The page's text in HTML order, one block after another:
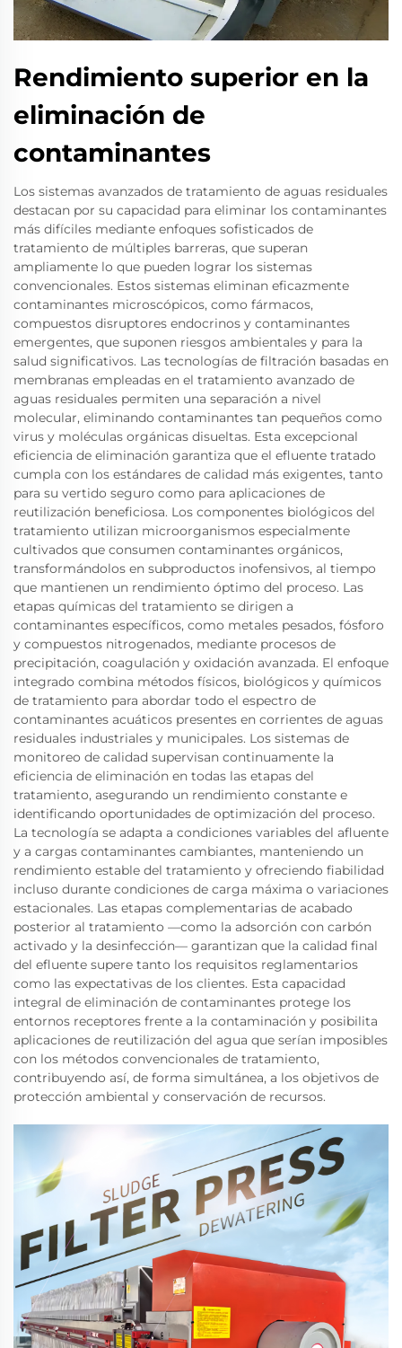
Rendimiento superior en la
eliminación de
contaminantes
Los sistemas avanzados de tratamiento de aguas residuales
destacan por su capacidad para eliminar los contaminantes
más difíciles mediante enfoques sofisticados de
tratamiento de múltiples barreras, que superan
ampliamente lo que pueden lograr los sistemas
convencionales. Estos sistemas eliminan eficazmente
contaminantes microscópicos, como fármacos,
compuestos disruptores endocrinos y contaminantes
emergentes, que suponen riesgos ambientales y para la
salud significativos. Las tecnologías de filtración basadas en
membranas empleadas en el tratamiento avanzado de
aguas residuales permiten una separación a nivel
molecular, eliminando contaminantes tan pequeños como
virus y moléculas orgánicas disueltas. Esta excepcional
eficiencia de eliminación garantiza que el efluente tratado
cumpla con los estándares de calidad más exigentes, tanto
para su vertido seguro como para aplicaciones de
reutilización beneficiosa. Los componentes biológicos del
tratamiento utilizan microorganismos especialmente
cultivados que consumen contaminantes orgánicos,
transformándolos en subproductos inofensivos, al tiempo
que mantienen un rendimiento óptimo del proceso. Las
etapas químicas del tratamiento se dirigen a
contaminantes específicos, como metales pesados, fósforo
y compuestos nitrogenados, mediante procesos de
precipitación, coagulación y oxidación avanzada. El enfoque
integrado combina métodos físicos, biológicos y químicos
de tratamiento para abordar todo el espectro de
contaminantes acuáticos presentes en corrientes de aguas
residuales industriales y municipales. Los sistemas de
monitoreo de calidad supervisan continuamente la
eficiencia de eliminación en todas las etapas del
tratamiento, asegurando un rendimiento constante e
identificando oportunidades de optimización del proceso.
La tecnología se adapta a condiciones variables del afluente
y a cargas contaminantes cambiantes, manteniendo un
rendimiento estable del tratamiento y ofreciendo fiabilidad
incluso durante condiciones de carga máxima o variaciones
estacionales. Las etapas complementarias de acabado
posterior al tratamiento —como la adsorción con carbón
activado y la desinfección— garantizan que la calidad final
del efluente supere tanto los requisitos reglamentarios
como las expectativas de los clientes. Esta capacidad
integral de eliminación de contaminantes protege los
entornos receptores frente a la contaminación y posibilita
aplicaciones de reutilización del agua que serían imposibles
con los métodos convencionales de tratamiento,
contribuyendo así, de forma simultánea, a los objetivos de
protección ambiental y conservación de recursos.